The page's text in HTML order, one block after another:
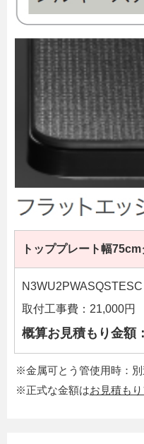
トッププレート幅
取付工事費：21,000円
概算お見積もり金額
※金属可とう管使用時：別
※正式な金額はお見積も